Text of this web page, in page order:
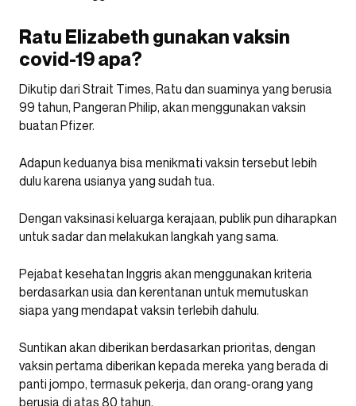
Ratu Elizabeth gunakan vaksin
covid-19 apa?
Dikutip dari Strait Times, Ratu dan suaminya yang berusia
99 tahun, Pangeran Philip, akan menggunakan vaksin
buatan Pfizer.
Adapun keduanya bisa menikmati vaksin tersebut lebih
dulu karena usianya yang sudah tua.
Dengan vaksinasi keluarga kerajaan, publik pun diharapkan
untuk sadar dan melakukan langkah yang sama.
Pejabat kesehatan Inggris akan menggunakan kriteria
berdasarkan usia dan kerentanan untuk memutuskan
siapa yang mendapat vaksin terlebih dahulu.
Suntikan akan diberikan berdasarkan prioritas, dengan
vaksin pertama diberikan kepada mereka yang berada di
panti jompo, termasuk pekerja, dan orang-orang yang
berusia di atas 80 tahun.